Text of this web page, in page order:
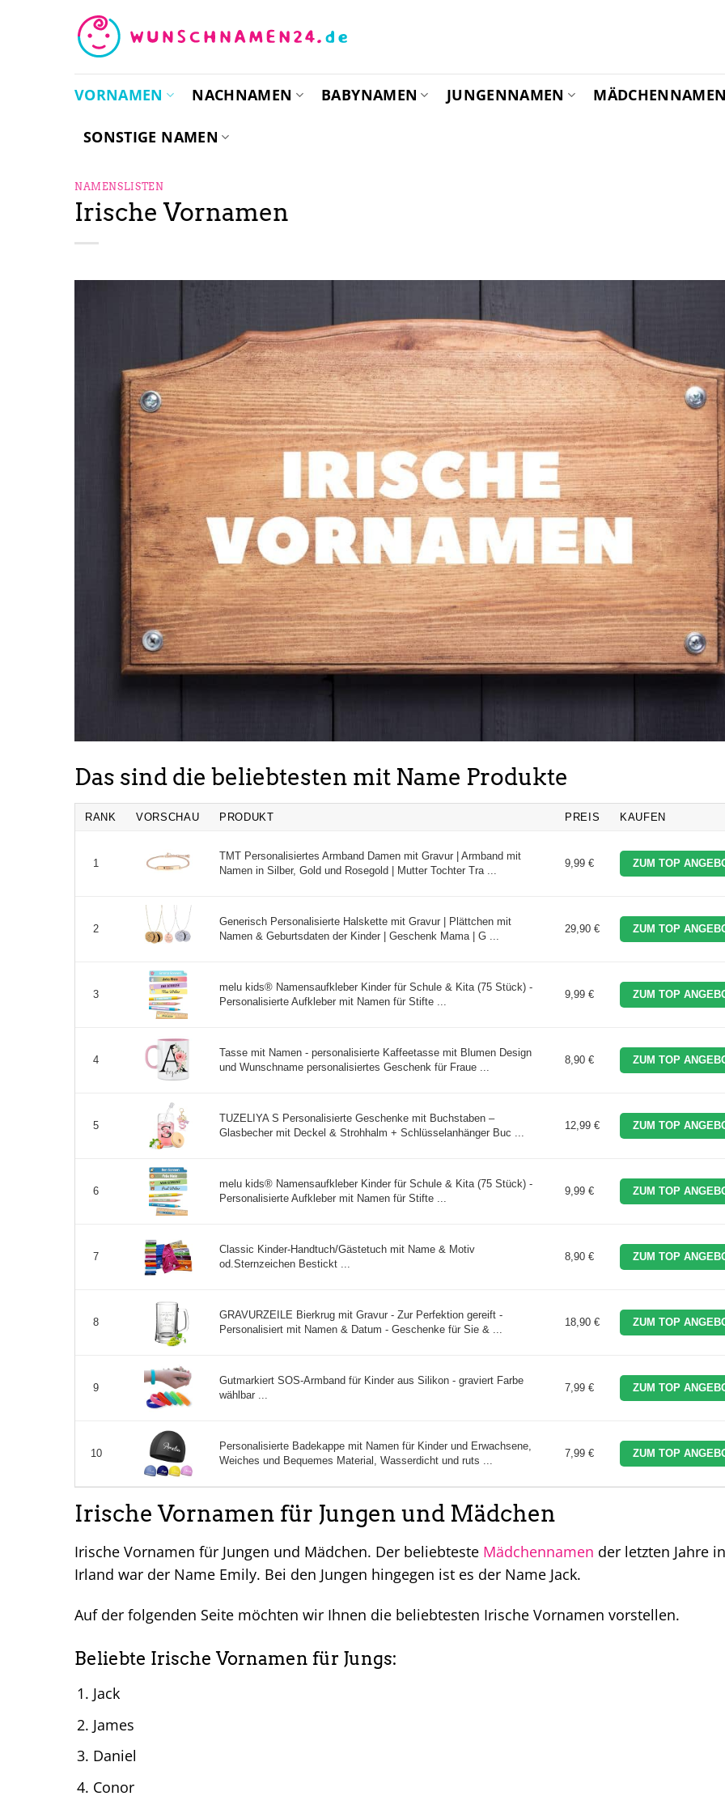
VORNAMEN NACHNAMEN BABYNAMEN JUNGENNAMEN MÄDCHENNAMEN
SONSTIGE NAMEN
NAMENSLISTEN
Irische Vornamen
Das sind die beliebtesten mit Name Produkte
RANK VORSCHAU PRODUKT PREIS KAUFEN
1
TMT Personalisiertes Armband Damen mit Gravur | Armband mit
Namen in Silber, Gold und Rosegold | Mutter Tochter Tra ...
9,99 € ZUM TOP
2
Generisch Personalisierte Halskette mit Gravur | Plättchen mit
Namen & Geburtsdaten der Kinder | Geschenk Mama | G ...
29,90 € ZUM TOP
3
melu kids® Namensaufkleber Kinder für Schule & Kita (75 Stück) -
Personalisierte Aufkleber mit Namen für Stifte ...
9,99 € ZUM TOP
4
Tasse mit Namen - personalisierte Kaffeetasse mit Blumen Design
und Wunschname personalisiertes Geschenk für Fraue ...
8,90 € ZUM TOP
5
TUZELIYA S Personalisierte Geschenke mit Buchstaben –
Glasbecher mit Deckel & Strohhalm + Schlüsselanhänger Buc ...
12,99 € ZUM TOP
6
melu kids® Namensaufkleber Kinder für Schule & Kita (75 Stück) -
Personalisierte Aufkleber mit Namen für Stifte ...
9,99 € ZUM TOP
7
Classic Kinder-Handtuch/Gästetuch mit Name & Motiv
od.Sternzeichen Bestickt ...
8,90 € ZUM TOP
8
GRAVURZEILE Bierkrug mit Gravur - Zur Perfektion gereift -
Personalisiert mit Namen & Datum - Geschenke für Sie & ...
18,90 € ZUM TOP
9
Gutmarkiert SOS-Armband für Kinder aus Silikon - graviert Farbe
wählbar ...
7,99 € ZUM TOP
10
Personalisierte Badekappe mit Namen für Kinder und Erwachsene,
Weiches und Bequemes Material, Wasserdicht und ruts ...
7,99 € ZUM TOP
Irische Vornamen für Jungen und Mädchen
Irische Vornamen für Jungen und Mädchen. Der beliebteste Mädchennamen der letzten Jahre in
Irland war der Name Emily. Bei den Jungen hingegen ist es der Name Jack.
Auf der folgenden Seite möchten wir Ihnen die beliebtesten Irische Vornamen vorstellen.
Beliebte Irische Vornamen für Jungs:
Jack
James
Daniel
Conor